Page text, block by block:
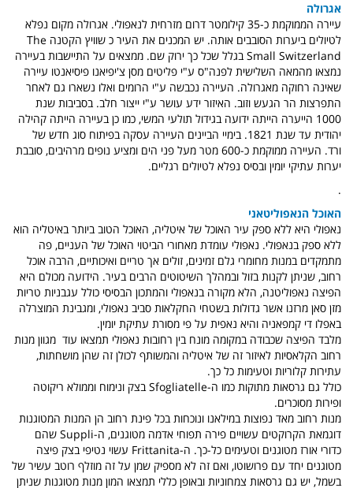
אגרולה
עיירה הממוקמת כ-35 קילומטר דרום מזרחית לנאפולי. אגרולה מקום נפלא
לטיולים ביערות הסובבים אותה. יש המכנים את העיר כ שוויץ הקטנה The
Small Switzerland בגלל שכל כך ירוק שם. ממצאים על התיישבות בעיירה
נמצאו מהמאה השלישית לפנה"ס ע"י פליטים מסן צ'יפיאנו פיסיאנטו עיירה
שאינה רחוקה מאגרולה. העיירה נכבשה ע"י הרומים ואלו נשארו גם לאחר
התפרצות הר הגעש וזוב. האיזור ידע עושר ע"י ייצור חלב. בסביבות שנת
1000 הייערה הייתה ידועה בגידול תולעי המשי, כמו כן בעיירה הייתה קהילה
יהודית עד שנת 1821. בימיי הביינים העיירה עסקה בפיתוח סוג חדש של
ורד. העיירה ממוקמת כ-600 מטר מעל פני הים ומציע נופים מרהיבים, סובבת
יערות עתיקי יומין ובסיס נפלא לטיולים רגליים.
.
האוכל הנאפוליטאני
נאפולי היא ללא ספק עיר האוכל של איטליה, האוכל הטוב ביותר באיטליה הוא
ללא ספק בנאפולי. נאפולי עומדת מאחורי הביטוי האוכל של העניים, פה
מתמקדים במנות מחומרי גלם זמינים, זולים אך טריים ואיכותיים, הרבה אוכל
רחוב, שניתן לקנות בזול ובמהלך השיטוטים הרבים בעיר. הידועה מכולם היא
הפיצה נאפוליטנה, הלא מקורה בנאפולי והמתכון הבסיסי כולל עגבניות טריות
מזן סאן מרזנו אשר גדולות בשטחי החקלאות סביב נאפולי, ומגבינת המוצרלה
באפלו די קמפאניה והיא נאפית על פי מסורת עתיקת יומין.
מלבד הפיצה שכבודה במקומה מונח בין רחובות נאפולי תמצאו עוד מגוון מנות
רחוב הקלאסיות לאיזור זה של איטליה והמשותף לכולן זה שהן מושחתות,
עתירות קלוריות וטעימות כל כך.
כולל גם גרסאות מתוקות כמו ה-Sfogliatelle בצק ונימוח וממולא ריקוטה
ופירות מסוכרים.
מנות רחוב מאד נפוצות במילאנו ונוכחות בכל פינת רחוב הן המנות המטוגנות
דוגמאת הקרוקטים עשויים פירה תפוחי אדמה מטוגנים, ה-Suppli שהם
כדורי אורז מטוגנים וטעימים כל-כך. ה-Frittanita עשוי נטיפי בצק פיצה
מטוגנים יחד עם פרושוטו, ואם זה לא מספיק שמן על זה מוזלף רוטב עשיר של
בשמל, יש גם גרסאות צמחוניות ובאופן כללי תמצאו המון מנות מטוגנות שניתן